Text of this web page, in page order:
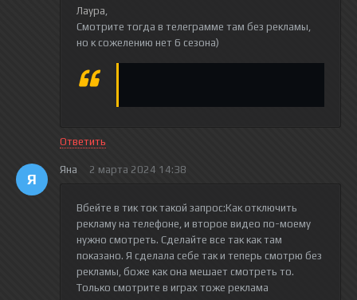
Лаура,
Смотрите тогда в телеграмме там без рекламы,
но к сожелению нет 6 сезона)
Ответить
Я
Яна 2 марта 2024 14:38
Вбейте в тик ток такой запрос:Как отключить
рекламу на телефоне, и второе видео по-моему
нужно смотреть. Сделайте все так как там
показано. Я сделала себе так и теперь смотрю без
рекламы, боже как она мешает смотреть то.
Только смотрите в играх тоже реклама